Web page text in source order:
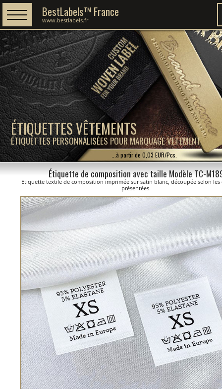
ÉTIQUETTES VÊTEMENTS
ÉTIQUETTES PERSONNALISÉES POUR MARQUAGE VETEMENT
BestLabels™ France
www.bestlabels.fr
...à partir de 0,03 EUR/Pcs.
Étiquette de composition avec taille Modèle TC-
Etiquette textile de composition imprimée sur satin blanc, découpée selon les
présentées.